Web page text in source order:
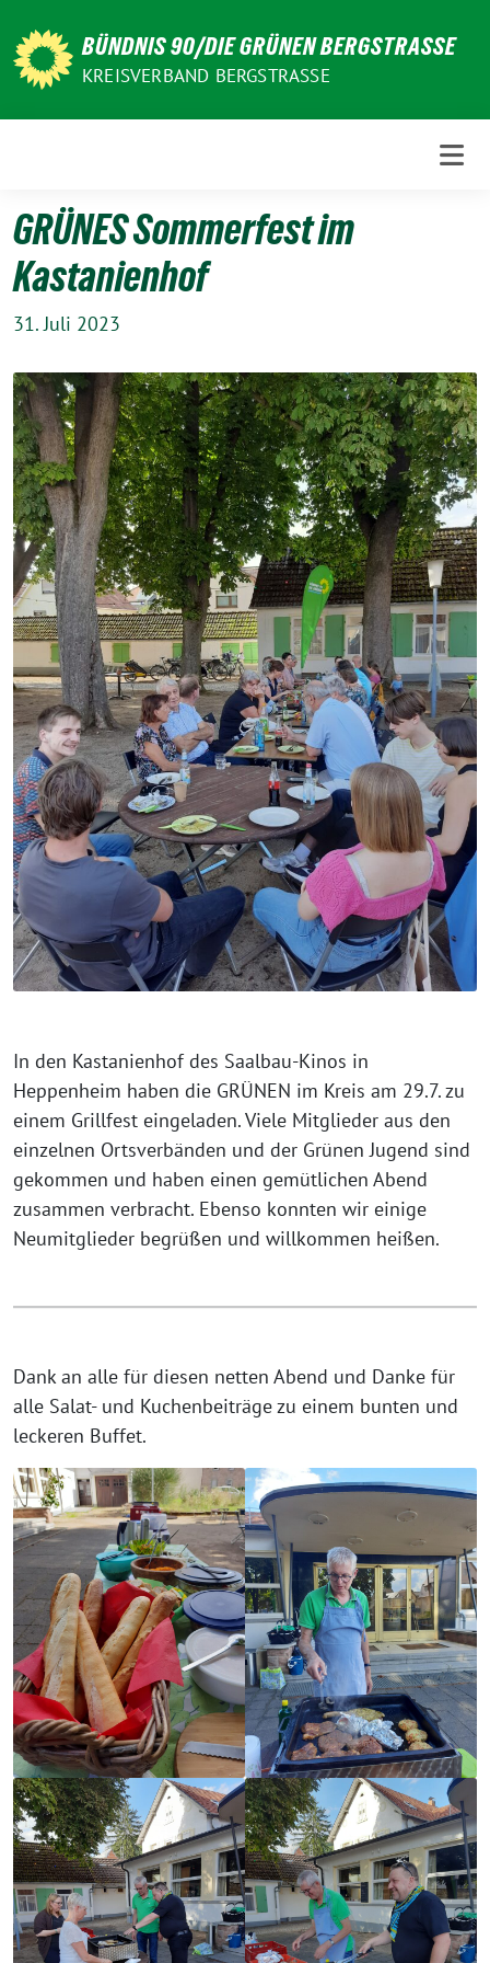
zum
Inhalt
BÜNDNIS 90/DIE GRÜNEN BERGSTRASSE
KREISVERBAND BERGSTRASSE
GRÜNES Sommerfest im
Kastanienhof
31. Juli 2023
In den Kastanienhof des Saalbau-Kinos in
Heppenheim haben die GRÜNEN im Kreis am 29.7. zu
einem Grillfest eingeladen. Viele Mitglieder aus den
einzelnen Ortsverbänden und der Grünen Jugend sind
gekommen und haben einen gemütlichen Abend
zusammen verbracht. Ebenso konnten wir einige
Neumitglieder begrüßen und willkommen heißen.
Dank an alle für diesen netten Abend und Danke für
alle Salat- und Kuchenbeiträge zu einem bunten und
leckeren Buffet.